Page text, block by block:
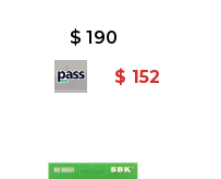
$ 190
$ 152